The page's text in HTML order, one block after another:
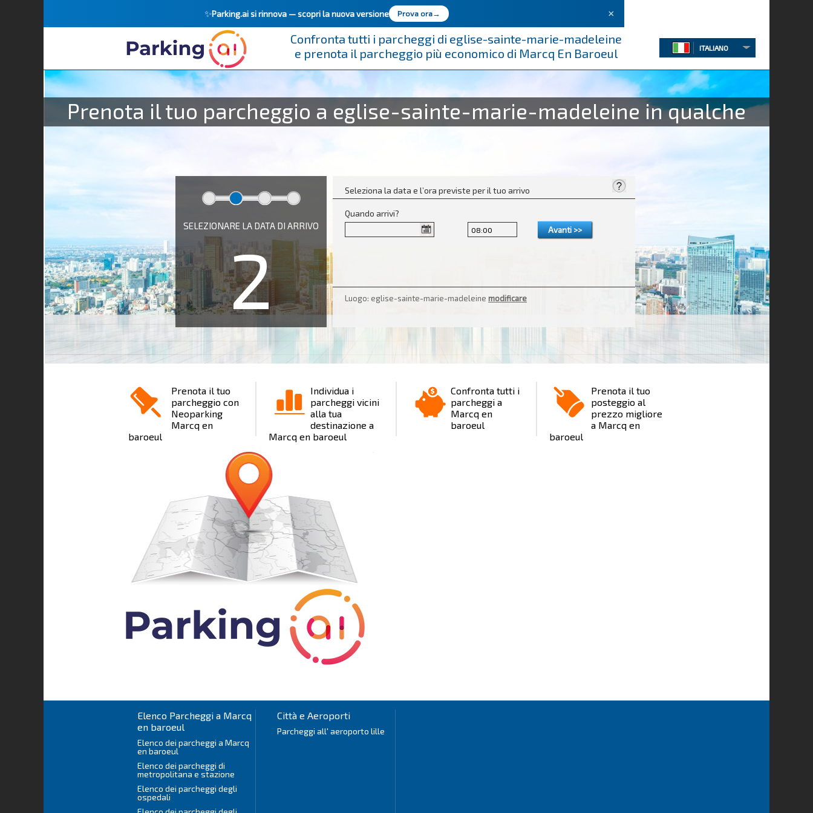
✨Parking.ai si rinnova —scopri la nuova versione Prova ora→ ×
Confronta tutti i parcheggi di eglise-sainte-marie-madeleine
e prenota il parcheggio più economico di Marcq En Baroeul
ITALIANO
Prenota il tuo parcheggio a eglise-sainte-marie-madeleine in qualche
SELEZIONARE LA DATA DI ARRIVO
2
Seleziona la data e l’ora previste per il tuo arrivo
Quando arrivi?
Luogo: eglise-sainte-marie-madeleine modificare
Prenota il tuo
parcheggio con
Neoparking
Marcq en
baroeul
Individua i
parcheggi vicini
alla tua
destinazione a
Marcq en baroeul
Confronta tutti i
parcheggi a
Marcq en
baroeul
Prenota il tuo
posteggio al
prezzo migliore
a Marcq en
baroeul
Elenco Parcheggi a Marcq
en baroeul
Elenco dei parcheggi a Marcq
en baroeul
Elenco dei parcheggi di
metropolitana e stazione
Elenco dei parcheggi degli
ospedali
Città e Aeroporti
Parcheggi all' aeroporto lille